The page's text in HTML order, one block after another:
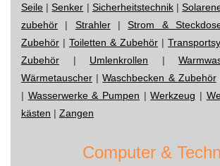
Seile |Senker | Sicherheitstechnik|
zubehör | Strahler|Strom &
Zubehör | Toiletten & Zubehör |
Zubehör | Umlenkrollen |
Wärmetauscher |Waschbecken & Zubehör
| Wasserwerke & Pumpen |Werkzeug |
kästen | Zangen
Computer &